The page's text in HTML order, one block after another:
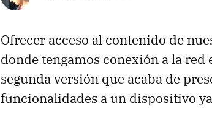
Ofrecer acceso al contenido de
donde tengamos conexión a la
segunda versión que acaba de
funcionalidades a un dispositivo